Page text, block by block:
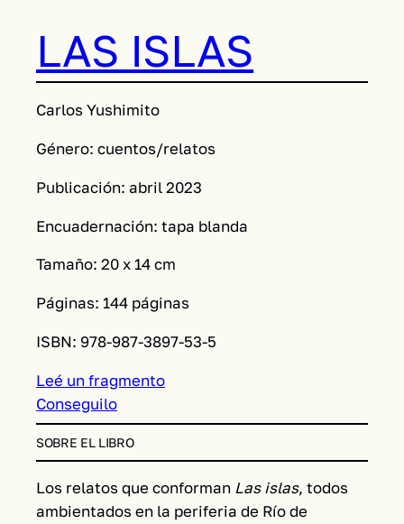
LAS ISLAS
Carlos Yushimito
Género: cuentos/relatos
Publicación: abril 2023
Encuadernación: tapa blanda
Tamaño: 20 x 14 cm
Páginas: 144 páginas
ISBN: 978-987-3897-53-5
Leé un fragmento
Conseguilo
SOBRE EL LIBRO
Los relatos que conforman Las islas, todos
ambientados en la periferia de Río de